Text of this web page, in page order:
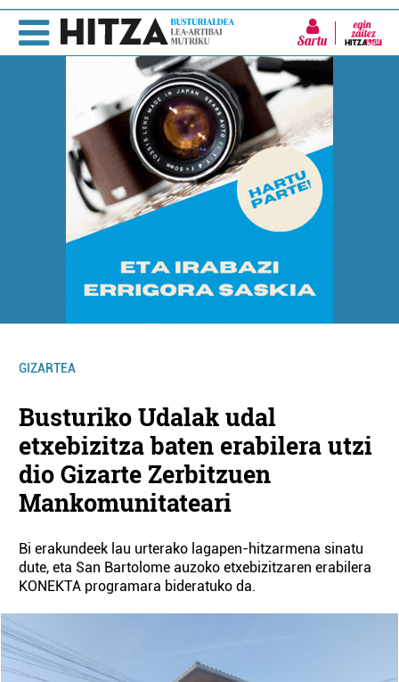
Sartu
GIZARTEA
Busturiko Udalak udal
etxebizitza baten erabilera utzi
dio Gizarte Zerbitzuen
Mankomunitateari
Bi erakundeek lau urterako lagapen-hitzarmena sinatu
dute, eta San Bartolome auzoko etxebizitzaren erabilera
KONEKTA programara bideratuko da.